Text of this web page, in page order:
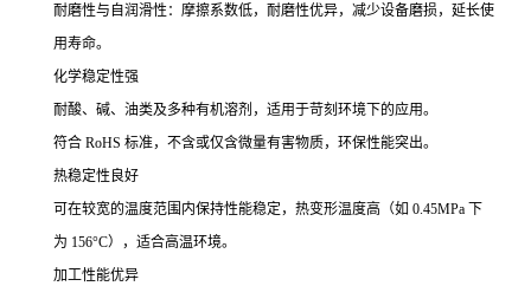
耐磨性与自润滑性：摩擦系数低，耐磨性优异，减少设备磨损，延长使
用寿命。
化学稳定性强
耐酸、碱、油类及多种有机溶剂，适用于苛刻环境下的应用。
符合 RoHS 标准，不含或仅含微量有害物质，环保性能突出。
热稳定性良好
可在较宽的温度范围内保持性能稳定，热变形温度高（如 0.45MPa 下
为 156°C），适合高温环境。
加工性能优异